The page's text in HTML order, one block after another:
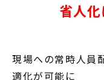
省人
現場への常時人員
適化が可能に